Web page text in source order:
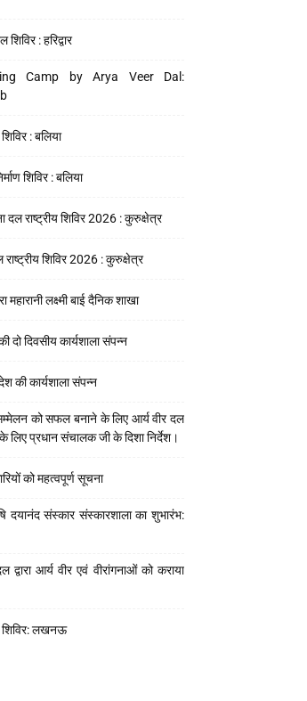
शिविर : हरिद्वार
Camp by Arya Veer Dal:
: बलिया
शिविर : बलिया
दल राष्ट्रीय शिविर 2026 : कुरुक्षेत्र
राष्ट्रीय शिविर 2026 : कुरुक्षेत्र
महारानी लक्ष्मी बाई दैनिक शाखा
दो दिवसीय कार्यशाला संपन्न
की कार्यशाला संपन्न
को सफल बनाने के लिए आर्य वीर दल
लिए प्रधान संचालक जी के दिशा निर्देश।
को महत्वपूर्ण सूचना
दयानंद संस्कार संस्कारशाला का शुभारंभ:
द्वारा आर्य वीर एवं वीरांगनाओं को कराया
शिविर: लखनऊ